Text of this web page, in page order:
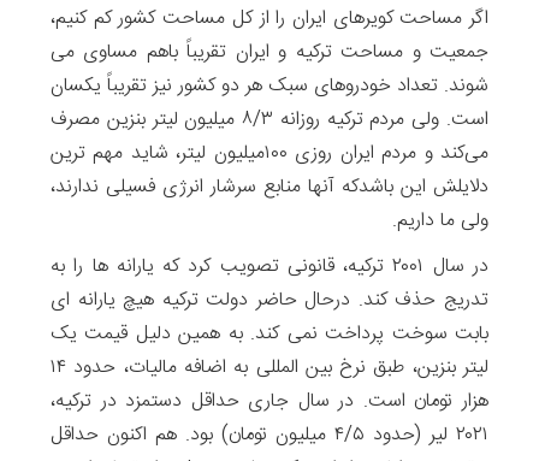
اگر مساحت کویرهای ایران را از کل مساحت کشور کم کنیم،
جمعیت و مساحت ترکیه و ایران تقریباً باهم مساوی می
شوند. تعداد خودروهای سبک هر دو کشور نیز تقریباً یکسان
است. ولی مردم ترکیه روزانه ۸/۳ میلیون لیتر بنزین مصرف
می‌کند و مردم ایران روزی ۱۰۰میلیون لیتر، شاید مهم ترین
دلایلش این باشدکه آنها منابع سرشار انرژی فسیلی ندارند،
ولی ما داریم.
در سال ۲۰۰۱ ترکیه، قانونی تصویب کرد که یارانه ها را به
تدریج حذف کند. درحال حاضر دولت ترکیه هیچ یارانه ای
بابت سوخت پرداخت نمی کند. به همین دلیل قیمت یک
لیتر بنزین، طبق نرخ بین المللی به اضافه مالیات، حدود ۱۴
هزار تومان است. در سال جاری حداقل دستمزد در ترکیه،
۲۰۲۱ لیر (حدود ۴/۵ میلیون تومان) بود. هم اکنون حداقل